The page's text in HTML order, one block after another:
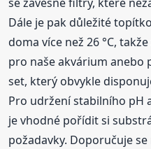
se závěsné filtry, které
Dále je pak důležité
doma více než 26 °C,
pro naše akvárium
set, který obvykle
Pro udržení stabilního pH
je vhodné pořídit si
požadavky. Doporučuje